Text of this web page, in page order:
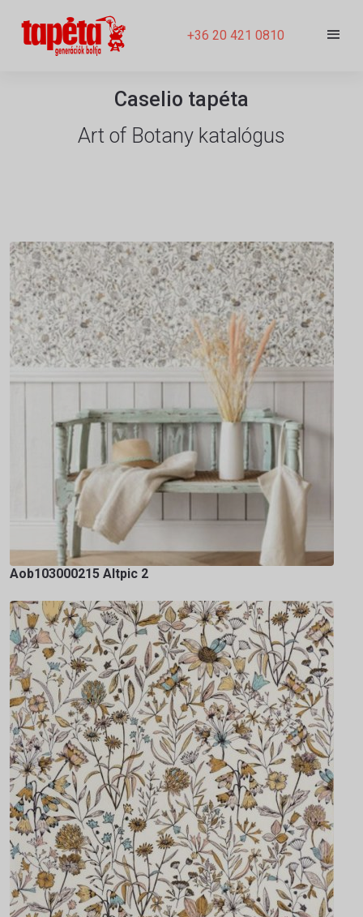
+36 20 421 0810
Caselio tapéta
Art of Botany katalógus
Aob103000215 Altpic 2